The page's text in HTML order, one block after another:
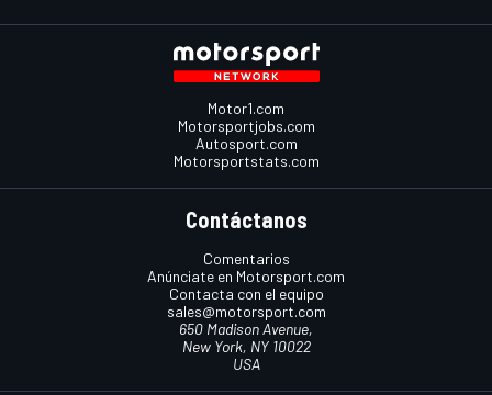
Motor1.com
Motorsportjobs.com
Autosport.com
Motorsportstats.com
Contáctanos
Comentarios
Anúnciate en Motorsport.com
Contacta con el equipo
sales@motorsport.com
650 Madison Avenue,
New York, NY 10022
USA